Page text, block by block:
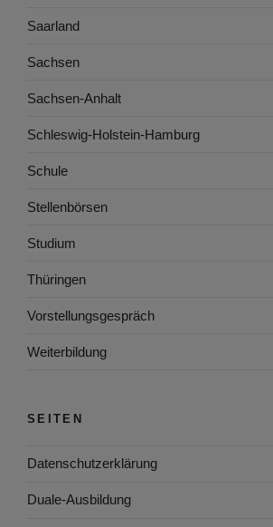
Saarland
Sachsen
Sachsen-Anhalt
Schleswig-Holstein-Hamburg
Schule
Stellenbörsen
Studium
Thüringen
Vorstellungsgespräch
Weiterbildung
SEITEN
Datenschutzerklärung
Duale-Ausbildung